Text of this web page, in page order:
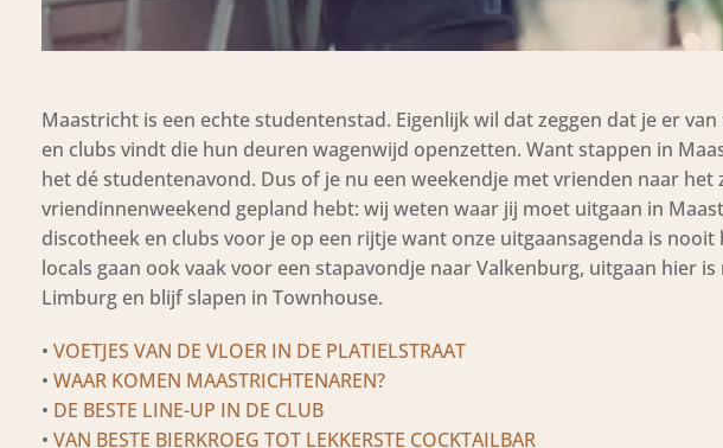
Maastricht is een echte studentenstad. Eigenlijk wil dat zeggen dat je er
en clubs vindt die hun deuren wagenwijd openzetten. Want stappen in
het dé studentenavond. Dus of je nu een weekendje met vrienden naar
vriendinnenweekend gepland hebt: wij weten waar jij moet uitgaan in
discotheek en clubs voor je op een rijtje want onze uitgaansagenda is nooit
locals gaan ook vaak voor een stapavondje naar Valkenburg, uitgaan hier
Limburg en blijf slapen in Townhouse.
• VOETJES VAN DE VLOER IN DE PLATIELSTRAAT
• WAAR KOMEN MAASTRICHTENAREN?
• DE BESTE LINE-UP IN DE CLUB
• VAN BESTE BIERKROEG TOT LEKKERSTE COCKTAILBAR